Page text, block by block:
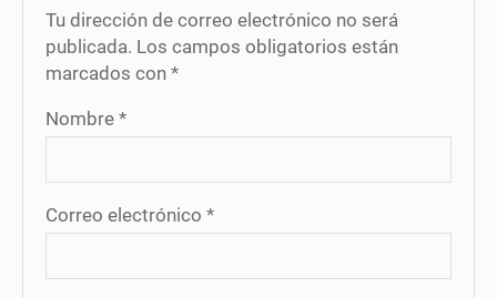
Tu dirección de correo electrónico no será
publicada. Los campos obligatorios están
marcados con *
Nombre *
Correo electrónico *